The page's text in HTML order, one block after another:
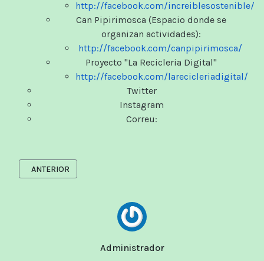
http://facebook.com/increiblesostenible/
Can Pipirimosca (Espacio donde se
organizan actividades):
http://facebook.com/canpipirimosca/
Proyecto "La Recicleria Digital"
http://facebook.com/larecicleriadigital/
Twitter
Instagram
Correu:
Administrador
ARTÍCULO ANTERIOR: SOBRE CAN PIPIRIMOSCA
ANTERIOR